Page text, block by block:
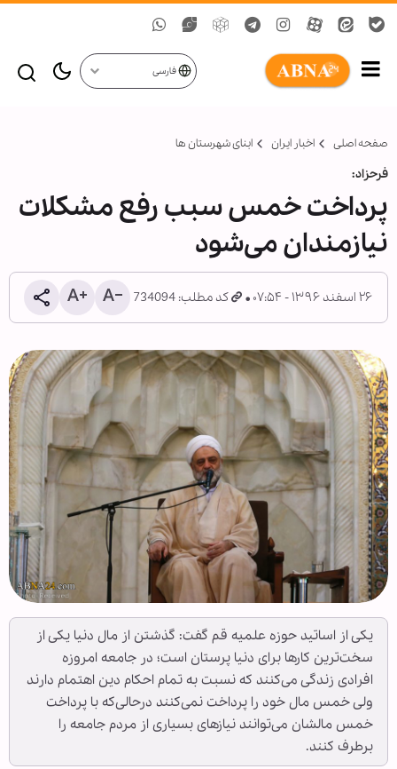
فارسی
صفحه اصلی اخبار ایران ابنای شهرستان ها
فرحزاد:
پرداخت خمس سبب رفع مشکلات
نیازمندان می‌شود
۲۶ اسفند ۱۳۹۶ - ۰۷:۵۴ کد مطلب: 734094
یکی از اساتید حوزه علمیه قم گفت: گذشتن از مال دنیا یکی از
سخت‌ترین کارها برای دنیا پرستان است؛ در جامعه امروزه
افرادی زندگی می‌کنند که نسبت به تمام احکام دین اهتمام دارند
ولی خمس مال خود را پرداخت نمی‌کنند درحالی‌که با پرداخت
خمس مالشان می‌توانند نیازهای بسیاری از مردم جامعه را
برطرف کنند.